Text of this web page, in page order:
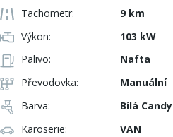
Tachometr:
9 km
Výkon:
103 kW
Palivo:
Nafta
Převodovka:
Manuální
Barva:
Bílá Candy
Karoserie:
VAN